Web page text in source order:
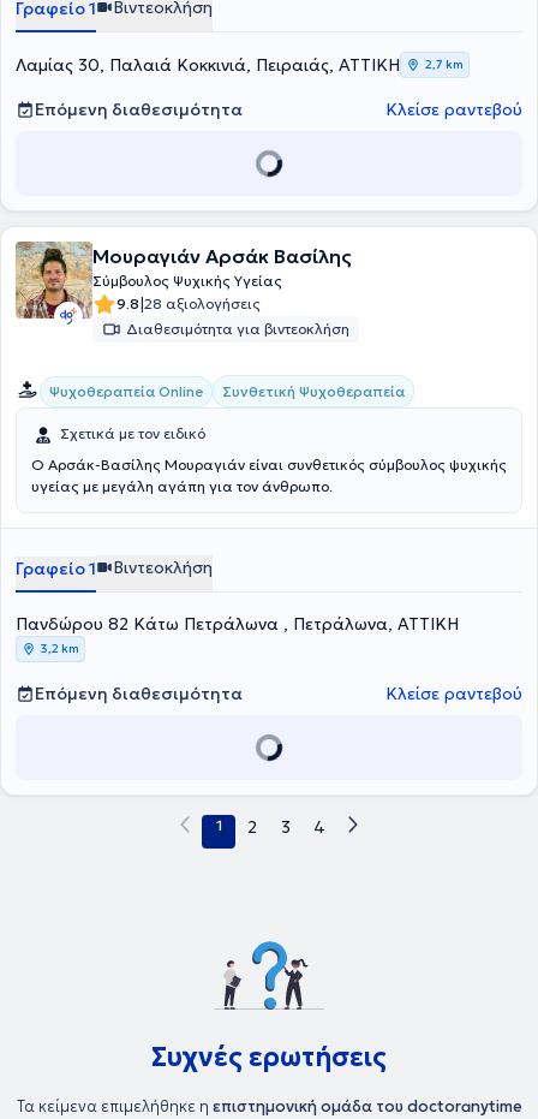
Γραφείο 1 Βιντεοκλήση
Λαμίας 30, Παλαιά Κοκκινιά, Πειραιάς, ΑΤΤΙΚΗ 2,7 km
Επόμενη διαθεσιμότητα Κλείσε ραντεβού
Μουραγιάν Αρσάκ Βασίλης
Σύμβουλος Ψυχικής Υγείας
9.8|28 αξιολογήσεις
Διαθεσιμότητα για βιντεοκλήση
Ψυχοθεραπεία Online Συνθετική Ψυχοθεραπεία
Σχετικά με τον ειδικό
Ο Αρσάκ-Βασίλης Μουραγιάν είναι συνθετικός σύμβουλος ψυχικής
υγείας με μεγάλη αγάπη για τον άνθρωπο.
Γραφείο 1 Βιντεοκλήση
Πανδώρου 82 Κάτω Πετράλωνα , Πετράλωνα, ΑΤΤΙΚΗ
3,2 km
Επόμενη διαθεσιμότητα Κλείσε ραντεβού
1 2 3 4
Συχνές ερωτήσεις
Τα κείμενα επιμελήθηκε η επιστημονική ομάδα του doctoranytime